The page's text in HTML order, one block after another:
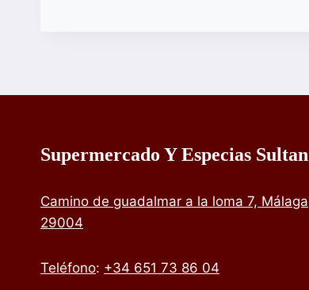
Supermercado Y Especias Sultan
Camino de guadalmar a la loma 7, Málaga
29004
Teléfono: +34 651 73 86 04